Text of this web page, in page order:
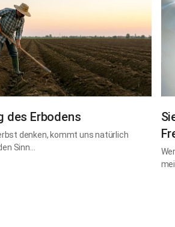
des Erbodens
denken, kommt uns natürlich
Sinn…